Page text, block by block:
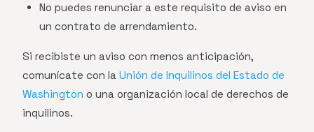
No puedes renunciar a este requisito de aviso en
un contrato de arrendamiento.
Si recibiste un aviso con menos anticipación,
comunícate con la Unión de Inquilinos del Estado de
Washington o una organización local de derechos de
inquilinos.